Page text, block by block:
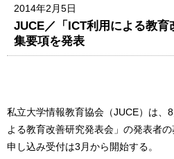
2014年2月5日
JUCE／「ICT利用による教
集要項を発表
私立大学情報教育協会（JUCE）は、
よる教育改善研究発表会」の発表者
申し込み受付は3月から開始する。